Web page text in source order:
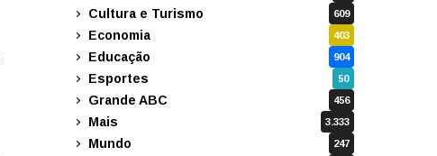
Cultura e Turismo 609
Economia 403
Educação 904
Esportes 50
Grande ABC 456
Mais 3.333
Mundo 247